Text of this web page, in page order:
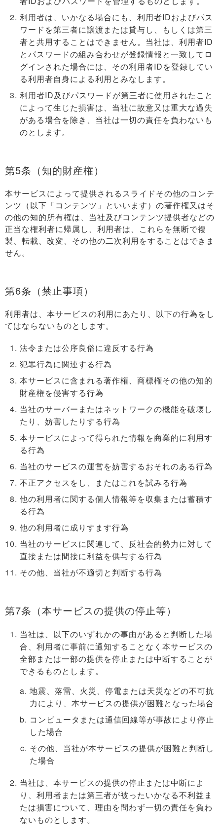
利用者は、いかなる場合にも、利用者IDおよびパス
ワードを第三者に譲渡または貸与し、もしくは第三
者と共用することはできません。当社は、利用者ID
とパスワードの組み合わせが登録情報と一致してロ
グインされた場合には、その利用者IDを登録してい
る利用者自身による利用とみなします。
利用者ID及びパスワードが第三者に使用されたこと
によって生じた損害は、当社に故意又は重大な過失
がある場合を除き、当社は一切の責任を負わないも
のとします。
第5条（知的財産権）
本サービスによって提供されるスライドその他のコンテ
ンツ（以下「コンテンツ」といいます）の著作権又はそ
の他の知的所有権は、当社及びコンテンツ提供者などの
正当な権利者に帰属し、利用者は、これらを無断で複
製、転載、改変、その他の二次利用をすることはできま
せん。
第6条（禁止事項）
利用者は、本サービスの利用にあたり、以下の行為をし
てはならないものとします。
法令または公序良俗に違反する行為
犯罪行為に関連する行為
本サービスに含まれる著作権、商標権その他の知的
財産権を侵害する行為
当社のサーバーまたはネットワークの機能を破壊し
たり、妨害したりする行為
本サービスによって得られた情報を商業的に利用す
る行為
当社のサービスの運営を妨害するおそれのある行為
不正アクセスをし、またはこれを試みる行為
他の利用者に関する個人情報等を収集または蓄積す
る行為
他の利用者に成りすます行為
当社のサービスに関連して、反社会的勢力に対して
直接または間接に利益を供与する行為
その他、当社が不適切と判断する行為
第7条（本サービスの提供の停止等）
当社は、以下のいずれかの事由があると判断した場
合、利用者に事前に通知することなく本サービスの
全部または一部の提供を停止または中断することが
できるものとします。
地震、落雷、火災、停電または天災などの不可抗
力により、本サービスの提供が困難となった場合
コンピュータまたは通信回線等が事故により停止
した場合
その他、当社が本サービスの提供が困難と判断し
た場合
当社は、本サービスの提供の停止または中断によ
り、利用者または第三者が被ったいかなる不利益ま
たは損害について、理由を問わず一切の責任を負わ
ないものとします。